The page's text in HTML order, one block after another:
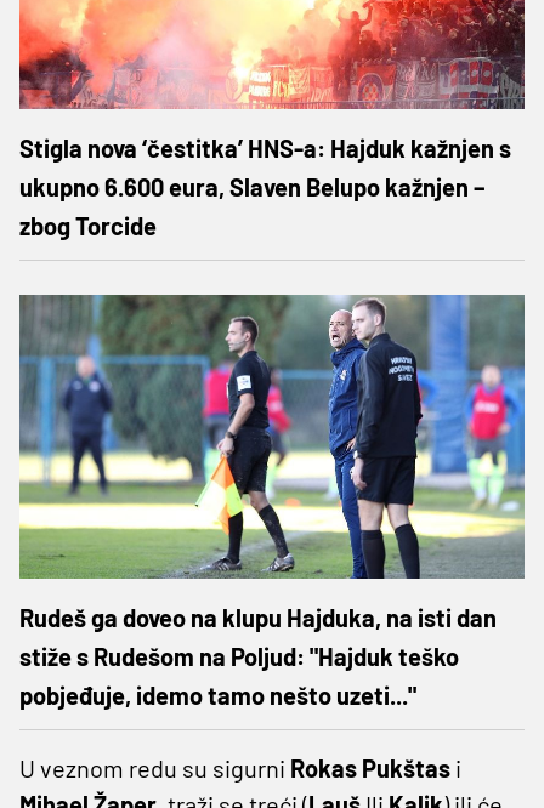
Stigla nova ‘čestitka’ HNS-a: Hajduk kažnjen s
ukupno 6.600 eura, Slaven Belupo kažnjen –
zbog Torcide
Rudeš ga doveo na klupu Hajduka, na isti dan
stiže s Rudešom na Poljud: "Hajduk teško
pobjeđuje, idemo tamo nešto uzeti..."
U veznom redu su sigurni Rokas Pukštas i